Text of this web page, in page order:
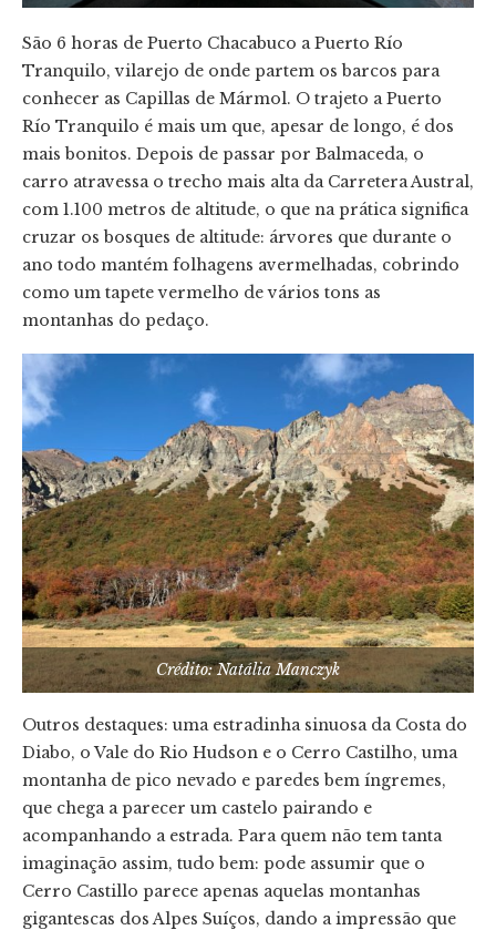
São 6 horas de Puerto Chacabuco a Puerto Río
Tranquilo, vilarejo de onde partem os barcos para
conhecer as Capillas de Mármol. O trajeto a Puerto
Río Tranquilo é mais um que, apesar de longo, é dos
mais bonitos. Depois de passar por Balmaceda, o
carro atravessa o trecho mais alta da Carretera Austral,
com 1.100 metros de altitude, o que na prática significa
cruzar os bosques de altitude: árvores que durante o
ano todo mantém folhagens avermelhadas, cobrindo
como um tapete vermelho de vários tons as
montanhas do pedaço.
Crédito: Natália Manczyk
Outros destaques: uma estradinha sinuosa da Costa do
Diabo, o Vale do Rio Hudson e o Cerro Castilho, uma
montanha de pico nevado e paredes bem íngremes,
que chega a parecer um castelo pairando e
acompanhando a estrada. Para quem não tem tanta
imaginação assim, tudo bem: pode assumir que o
Cerro Castillo parece apenas aquelas montanhas
gigantescas dos Alpes Suíços, dando a impressão que